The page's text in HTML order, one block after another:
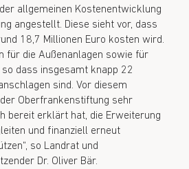
allgemeinen Kostenentwicklung
angestellt. Diese sieht vor, dass
18,7 Millionen Euro kosten wird.
für die Außenanlagen sowie für
dass insgesamt knapp 22
sind. Vor diesem
Oberfrankenstiftung sehr
bereit erklärt hat, die Erweiterung
und finanziell erneut
so Landrat und
Dr. Oliver Bär.